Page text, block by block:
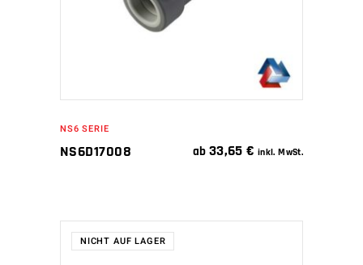
NS6 SERIE
NS6D17008 ab 33,65€ inkl. MwSt.
NICHT AUF LAGER